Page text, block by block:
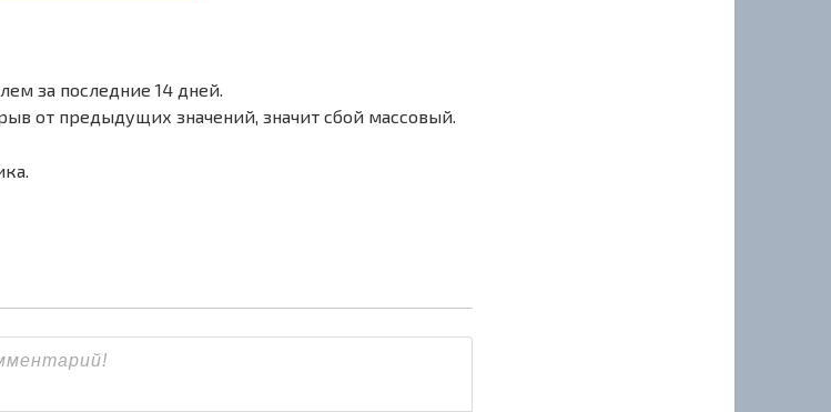
за последние 14 дней.
от предыдущих значений, значит сбой массовый.